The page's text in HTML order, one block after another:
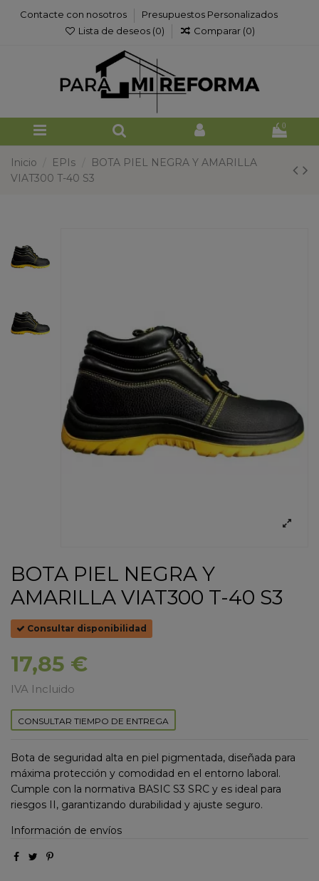
Contacte con nosotros
Presupuestos Personalizados
Lista de deseos (0) Comparar (0)
0
Inicio EPIs
BOTA PIEL NEGRA Y AMARILLA
VIAT300 T-40 S3
BOTA PIEL NEGRA Y
AMARILLA VIAT300 T-40 S3
Consultar disponibilidad
17,85 €
IVA Incluido
CONSULTAR TIEMPO DE ENTREGA
Bota de seguridad alta en piel pigmentada, diseñada para
máxima protección y comodidad en el entorno laboral.
Cumple con la normativa BASIC S3 SRC y es ideal para
riesgos II, garantizando durabilidad y ajuste seguro.
Información de envíos